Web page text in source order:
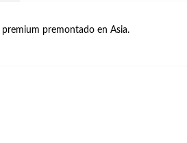
premontado en Asia.